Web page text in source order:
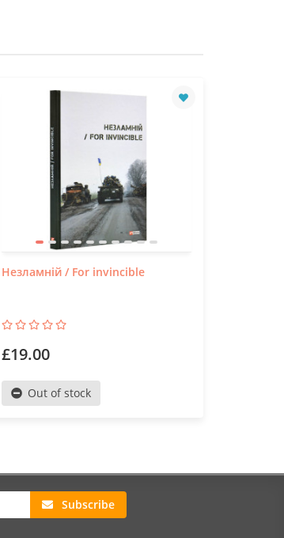
Незламній / For invincible
£19.00
Out of stock
Subscribe